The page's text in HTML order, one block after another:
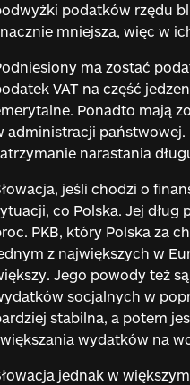
podatków rzędu
mniejsza, więc w
ma zostać
VAT na część
Ponadto mają
administracji państwowej.
narastania
jeśli chodzi o
co Polska. Jej
PKB, który Polska za
z największych w
Jego powody też
socjalnych w
stabilna, a potem
wydatków na
jednak w